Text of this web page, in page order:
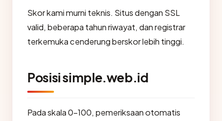
Skor kami murni teknis. Situs dengan SSL
valid, beberapa tahun riwayat, dan registrar
terkemuka cenderung berskor lebih tinggi.
Posisi simple.web.id
Pada skala 0-100, pemeriksaan otomatis